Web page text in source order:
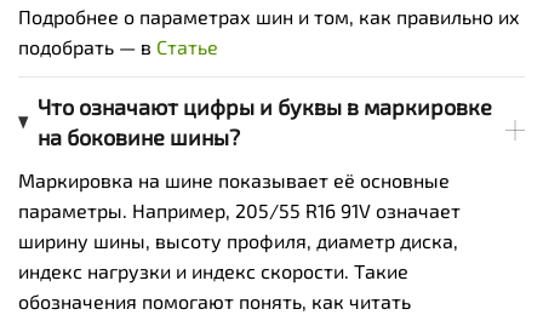
Подробнее о параметрах шин и том, как правильно их
подобрать — в Статье
Что означают цифры и буквы в маркировке
на боковине шины?
Маркировка на шине показывает её основные
параметры. Например, 205/55 R16 91V означает
ширину шины, высоту профиля, диаметр диска,
индекс нагрузки и индекс скорости. Такие
обозначения помогают понять, как читать